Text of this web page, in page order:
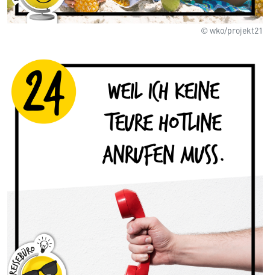
© wko/projekt21